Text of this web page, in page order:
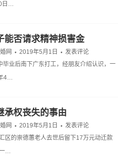
日…
能否请求精神损害金
网 2019年5月1日
发表评论
毕业后南下广东打工，经朋友介绍认识，一
4…
承权丧失的事由
网 2019年5月1日
发表评论
的崇德蕙老人去世后留下17万元动迁款
…